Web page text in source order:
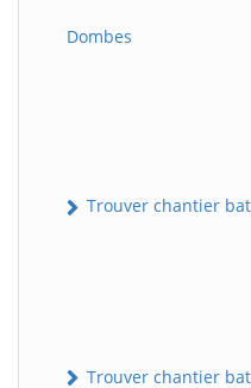
Dombes
Trouver chantier
Trouver chantier